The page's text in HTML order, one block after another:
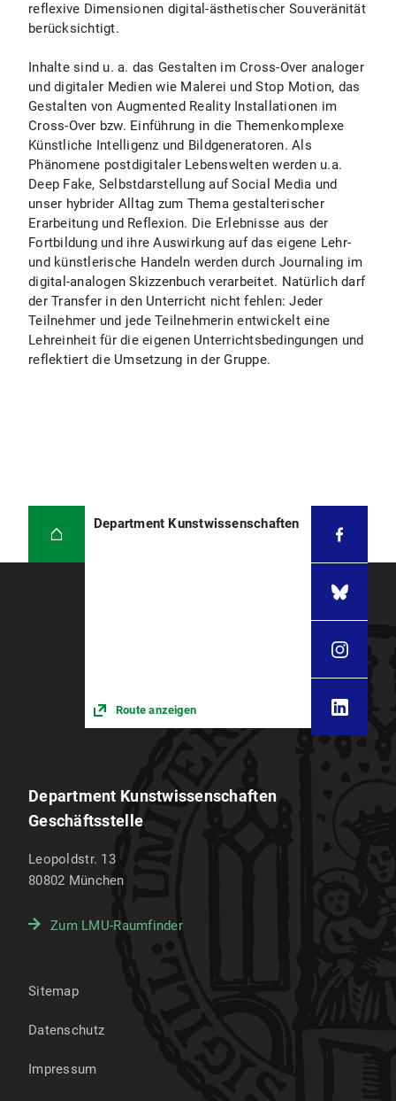
reflexive Dimensionen digital-ästhetischer Souveränität
berücksichtigt.
Inhalte sind u. a. das Gestalten im Cross-Over analoger
und digitaler Medien wie Malerei und Stop Motion, das
Gestalten von Augmented Reality Installationen im
Cross-Over bzw. Einführung in die Themenkomplexe
Künstliche Intelligenz und Bildgeneratoren. Als
Phänomene postdigitaler Lebenswelten werden u.a.
Deep Fake, Selbstdarstellung auf Social Media und
unser hybrider Alltag zum Thema gestalterischer
Erarbeitung und Reflexion. Die Erlebnisse aus der
Fortbildung und ihre Auswirkung auf das eigene Lehr-
und künstlerische Handeln werden durch Journaling im
digital-analogen Skizzenbuch verarbeitet. Natürlich darf
der Transfer in den Unterricht nicht fehlen: Jeder
Teilnehmer und jede Teilnehmerin entwickelt eine
Lehreinheit für die eigenen Unterrichtsbedingungen und
reflektiert die Umsetzung in der Gruppe.
Department Kunstwissenschaften
Route anzeigen
Department Kunstwissenschaften
Geschäftsstelle
Leopoldstr. 13
80802 München
Zum LMU-Raumfinder
Sitemap
Datenschutz
Impressum